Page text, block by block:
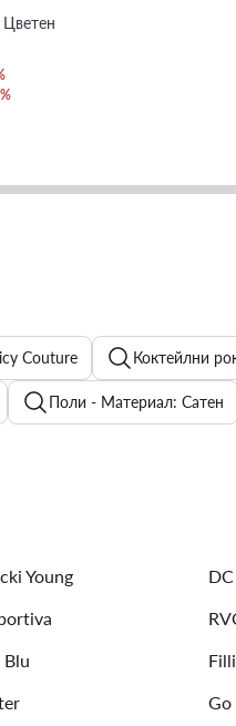
Couture Коктейлни
Поли - Материал: Сатен
Young
Blu
Go